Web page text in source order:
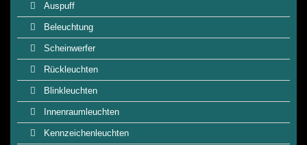
Auspuff
Beleuchtung
Scheinwerfer
Rückleuchten
Blinkleuchten
Innenraumleuchten
Kennzeichenleuchten